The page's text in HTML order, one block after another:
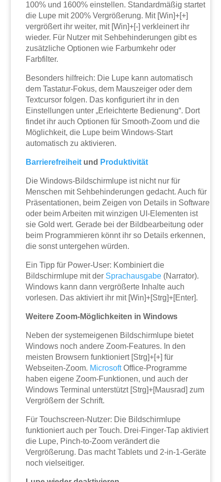
100% und 1600% einstellen. Standardmäßig startet
die Lupe mit 200% Vergrößerung. Mit [Win]+[+]
vergrößert ihr weiter, mit [Win]+[-] verkleinert ihr
wieder. Für Nutzer mit Sehbehinderungen gibt es
zusätzliche Optionen wie Farbumkehr oder
Farbfilter.
Besonders hilfreich: Die Lupe kann automatisch
dem Tastatur-Fokus, dem Mauszeiger oder dem
Textcursor folgen. Das konfiguriert ihr in den
Einstellungen unter „Erleichterte Bedienung“. Dort
findet ihr auch Optionen für Smooth-Zoom und die
Möglichkeit, die Lupe beim Windows-Start
automatisch zu aktivieren.
Barrierefreiheit und Produktivität
Die Windows-Bildschirmlupe ist nicht nur für
Menschen mit Sehbehinderungen gedacht. Auch für
Präsentationen, beim Zeigen von Details in Software
oder beim Arbeiten mit winzigen UI-Elementen ist
sie Gold wert. Gerade bei der Bildbearbeitung oder
beim Programmieren könnt ihr so Details erkennen,
die sonst untergehen würden.
Ein Tipp für Power-User: Kombiniert die
Bildschirmlupe mit der Sprachausgabe (Narrator).
Windows kann dann vergrößerte Inhalte auch
vorlesen. Das aktiviert ihr mit [Win]+[Strg]+[Enter].
Weitere Zoom-Möglichkeiten in Windows
Neben der systemeigenen Bildschirmlupe bietet
Windows noch andere Zoom-Features. In den
meisten Browsern funktioniert [Strg]+[+] für
Webseiten-Zoom. MicrosoftOffice-Programme
haben eigene Zoom-Funktionen, und auch der
Windows Terminal unterstützt [Strg]+[Mausrad] zum
Vergrößern der Schrift.
Für Touchscreen-Nutzer: Die Bildschirmlupe
funktioniert auch per Touch. Drei-Finger-Tap aktiviert
die Lupe, Pinch-to-Zoom verändert die
Vergrößerung. Das macht Tablets und 2-in-1-Geräte
noch vielseitiger.